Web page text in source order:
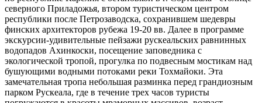
северного Приладожья, втором туристическом центром
республики после Петрозаводска, сохранившем шедевры
финских архитекторов рубежа 19-20 вв. Далее в программе
экскурсии-удивительные пейзажи рускеальских равнинных
водопадов Ахинкоски, посещение заповедника с
экологической тропой, прогулка по подвесным мостикам над
бушующими водными потоками реки Тохмайоки. Эта
замечательная тропа небольшая разминка перед грандиозным
парком Рускеала, где в течение трех часов туристы